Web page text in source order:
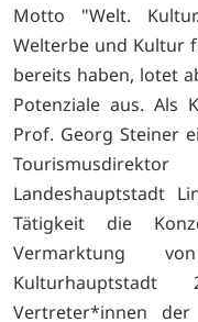
Motto "Welt.
Welterbe und Kultur
bereits haben, lotet
Potenziale aus. Als
Prof. Georg Steiner
Landeshauptstadt
Tätigkeit die
Vermarktung
Vertreter*innen